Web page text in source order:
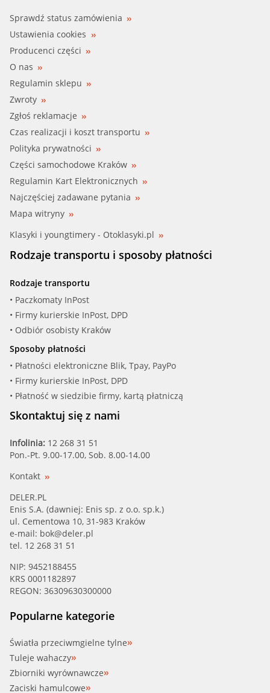
Sprawdź status zamówienia
Ustawienia cookies
Producenci części
O nas
Regulamin sklepu
Zwroty
Zgłoś reklamacje
Czas realizacji i koszt transportu
Polityka prywatności
Części samochodowe Kraków
Regulamin Kart Elektronicznych
Najczęściej zadawane pytania
Mapa witryny
Klasyki i youngtimery - Otoklasyki.pl
Rodzaje transportu i sposoby płatności
Rodzaje transportu
• Paczkomaty InPost
• Firmy kurierskie InPost, DPD
• Odbiór osobisty Kraków
Sposoby płatności
• Płatności elektroniczne Blik, Tpay, PayPo
• Firmy kurierskie InPost, DPD
• Płatność w siedzibie firmy, kartą płatniczą
Skontaktuj się z nami
Infolinia: 12 268 31 51
Pon.-Pt. 9.00-17.00, Sob. 8.00-14.00
Kontakt
DELER.PL
Enis S.A. (dawniej: Enis sp. z o.o. sp.k.)
ul. Cementowa 10, 31-983 Kraków
e-mail: bok@deler.pl
tel. 12 268 31 51
NIP: 9452188455
KRS 0001182897
REGON: 36309630300000
Popularne kategorie
Światła przeciwmgielne tylne
Tuleje wahaczy
Zbiorniki wyrównawcze
Zaciski hamulcowe